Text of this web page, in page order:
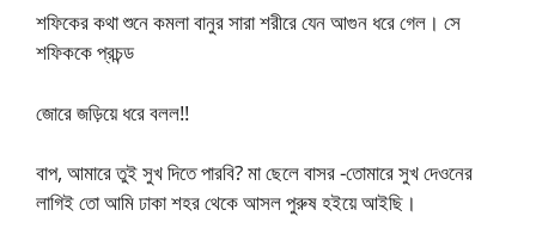
শফিকের কথা শুনে কমলা বানুর সারা শরীরে যেন আগুন ধরে গেল। সে
শফিককে প্রচন্ড
জোরে জড়িয়ে ধরে বলল!!
বাপ, আমারে তুই সুখ দিতে পারবি? মা ছেলে বাসর -তোমারে সুখ দেওনের
লাগিই তো আমি ঢাকা শহর থেকে আসল পুরুষ হইয়ে আইছি।